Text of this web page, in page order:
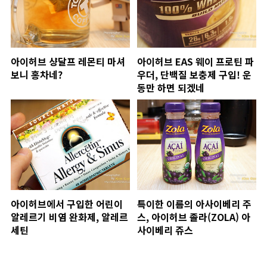
아이허브 샹달프 레몬티 마셔
보니 홍차네?
아이허브 EAS 웨이 프로틴 파
우더, 단백질 보충제 구입! 운
동만 하면 되겠네
아이허브에서 구입한 어린이
알레르기 비염 완화제, 알레르
세틴
특이한 이름의 아사이베리 주
스, 아이허브 졸라(ZOLA) 아
사이베리 쥬스